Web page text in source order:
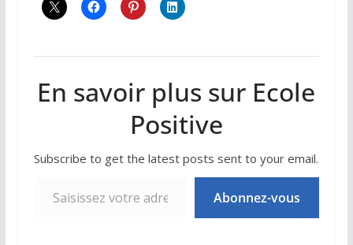
En savoir plus sur Ecole
Positive
Subscribe to get the latest posts sent to your email.
Abonnez-vous